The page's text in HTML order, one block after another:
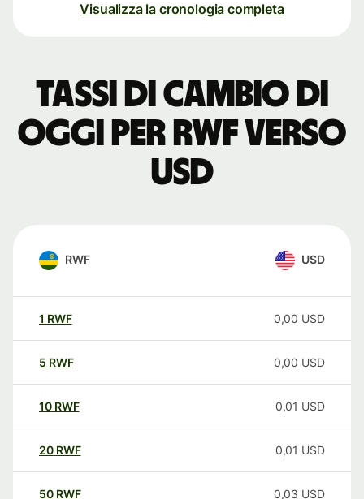
Visualizza la cronologia completa
Tassi di cambio di
oggi per RWF verso
USD
RWF USD
1 RWF 0,00 USD
5 RWF 0,00 USD
10 RWF 0,01 USD
20 RWF 0,01 USD
50 RWF 0,03 USD